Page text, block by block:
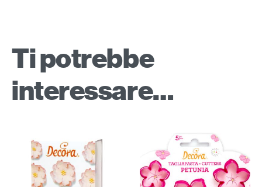
Ti potrebbe
interessare…